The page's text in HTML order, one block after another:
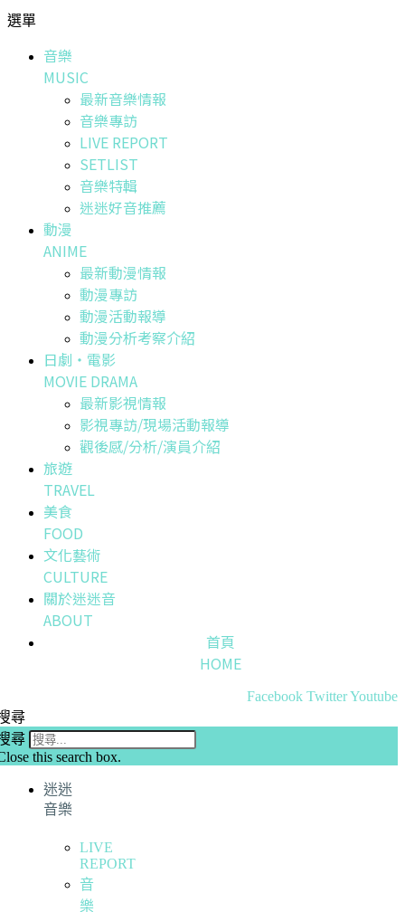
選單
音樂
MUSIC
最新音樂情報
音樂專訪
LIVE REPORT
SETLIST
音樂特輯
迷迷好音推薦
動漫
ANIME
最新動漫情報
動漫專訪
動漫活動報導
動漫分析考察介紹
日劇・電影
MOVIE DRAMA
最新影視情報
影視專訪/現場活動報導
觀後感/分析/演員介紹
旅遊
TRAVEL
美食
FOOD
文化藝術
CULTURE
關於迷迷音
ABOUT
首頁
HOME
Facebook TwitterYoutube
尋
尋
this search box.
迷迷
音樂
LIVE
REPORT
音
樂